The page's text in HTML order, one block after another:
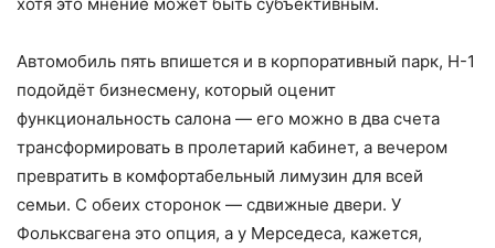
Автомобиль пять впишется и в корпоративный парк, Н-1
подойдёт бизнесмену, который оценит
функциональность салона — его можно в два счета
трансформировать в пролетарий кабинет, а вечером
превратить в комфортабельный лимузин для всей
семьи. С обеих сторонок — сдвижные двери. У
Фольксвагена это опция, а у Мерседеса, кажется,